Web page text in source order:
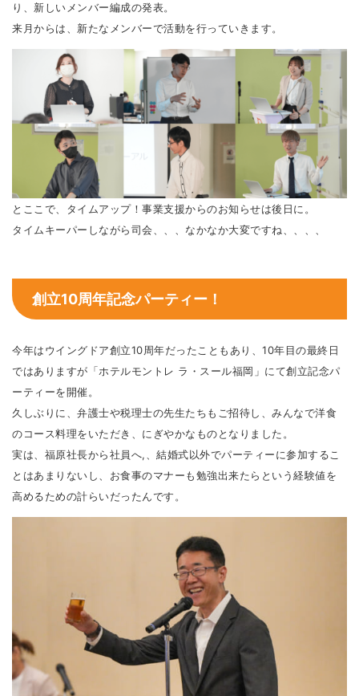
り、新しいメンバー編成の発表。
来月からは、新たなメンバーで活動を行っていきます。
とここで、タイムアップ！事業支援からのお知らせは後日に。
タイムキーパーしながら司会、、、なかなか大変ですね、、、、
創立10周年記念パーティー！
今年はウイングドア創立10周年だったこともあり、10年目の最終日
ではありますが「ホテルモントレ ラ・スール福岡」にて創立記念パ
ーティーを開催。
久しぶりに、弁護士や税理士の先生たちもご招待し、みんなで洋食
のコース料理をいただき、にぎやかなものとなりました。
実は、福原社長から社員へ,、結婚式以外でパーティーに参加するこ
とはあまりないし、お食事のマナーも勉強出来たらという経験値を
高めるための計らいだったんです。